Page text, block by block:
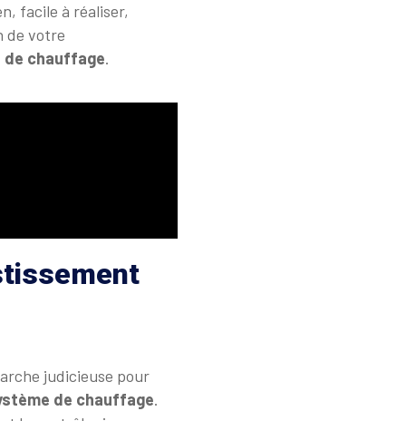
facile à réaliser,
de votre
de chauffage.
judicieuse pour
de chauffage.